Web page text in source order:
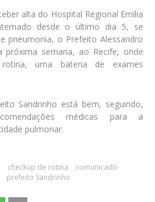
alta do Hospital Regional Emília
desde o último dia 5, se
pneumonia, o Prefeito Alessandro
próxima semana, ao Recife, onde
uma bateria de exames
Sandrinho está bem, seguindo,
médicas para a
pulmonar.
checkup de rotina
comunicado
prefeito Sandrinho